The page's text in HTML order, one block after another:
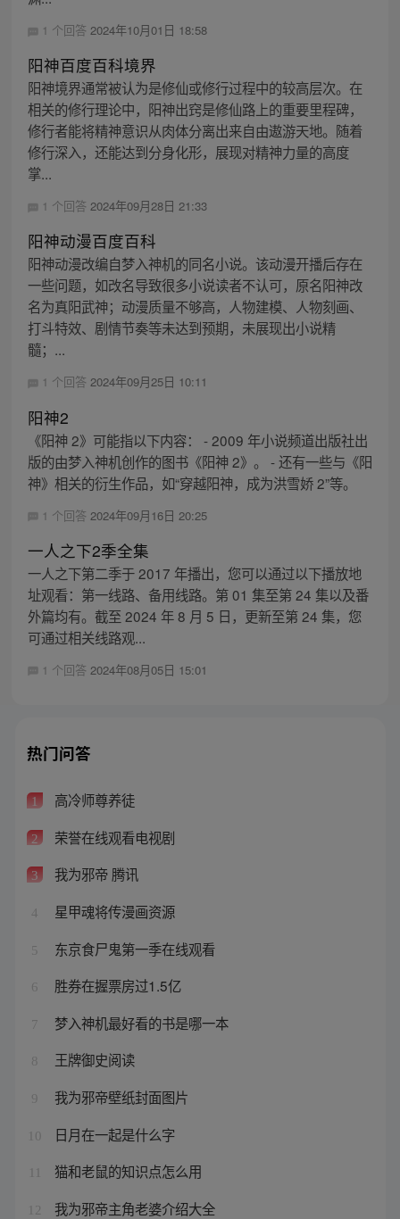
1 个回答 2024年10月01日 18:58
阳神百度百科境界
阳神境界通常被认为是修仙或修行过程中的较高层次。在
相关的修行理论中，阳神出窍是修仙路上的重要里程碑，
修行者能将精神意识从肉体分离出来自由遨游天地。随着
修行深入，还能达到分身化形，展现对精神力量的高度
掌...
1 个回答 2024年09月28日 21:33
阳神动漫百度百科
阳神动漫改编自梦入神机的同名小说。该动漫开播后存在
一些问题，如改名导致很多小说读者不认可，原名阳神改
名为真阳武神；动漫质量不够高，人物建模、人物刻画、
打斗特效、剧情节奏等未达到预期，未展现出小说精
髓；...
1 个回答 2024年09月25日 10:11
阳神2
《阳神 2》可能指以下内容： - 2009 年小说频道出版社出
版的由梦入神机创作的图书《阳神 2》。 - 还有一些与《阳
神》相关的衍生作品，如“穿越阳神，成为洪雪娇 2”等。
1 个回答 2024年09月16日 20:25
一人之下2季全集
一人之下第二季于 2017 年播出，您可以通过以下播放地
址观看：第一线路、备用线路。第 01 集至第 24 集以及番
外篇均有。截至 2024 年 8 月 5 日，更新至第 24 集，您
可通过相关线路观...
1 个回答 2024年08月05日 15:01
热门问答
1 高冷师尊养徒
2 荣誉在线观看电视剧
3 我为邪帝 腾讯
4 星甲魂将传漫画资源
5 东京食尸鬼第一季在线观看
6 胜券在握票房过1.5亿
7 梦入神机最好看的书是哪一本
8 王牌御史阅读
9 我为邪帝壁纸封面图片
10 日月在一起是什么字
猫和老鼠的知识点怎么用
12 我为邪帝主角老婆介绍大全